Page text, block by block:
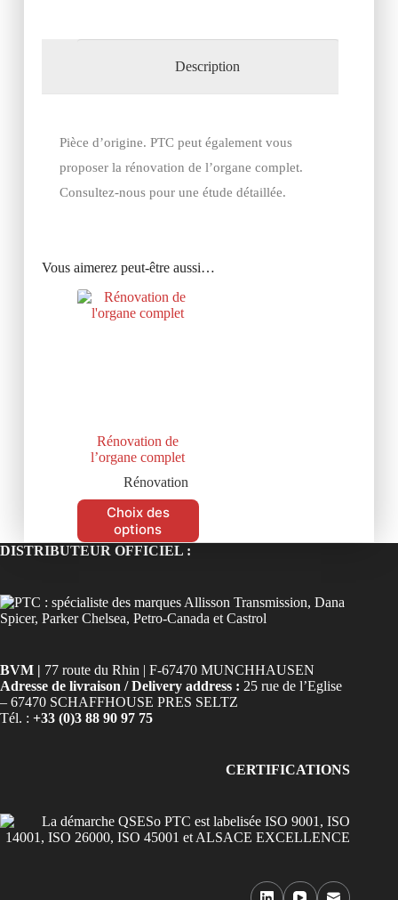
Description
Pièce d’origine. PTC peut également vous
proposer la rénovation de l’organe complet.
Consultez-nous pour une étude détaillée.
Vous aimerez peut-être aussi…
Rénovation de
l’organe complet
Rénovation
Choix des
options
DISTRIBUTEUR OFFICIEL :
BVM | 77 route du Rhin | F-67470 MUNCHHAUSEN
Adresse de livraison / Delivery address : 25 rue de l’Eglise
– 67470 SCHAFFHOUSE PRES SELTZ
Tél. : +33 (0)3 88 90 97 75
CERTIFICATIONS